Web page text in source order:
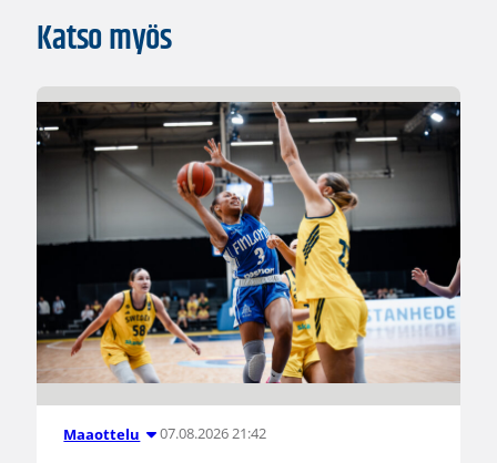
Katso myös
Maaottelu 07.08.2026 21:42